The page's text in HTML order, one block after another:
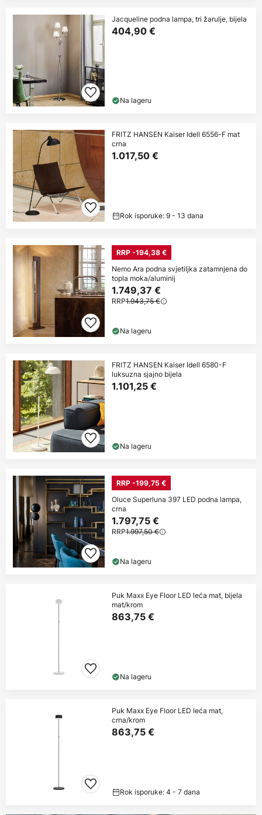
Jacqueline podna lampa, tri žarulje, bijela
404,90 €
Na lageru
FRITZ HANSEN Kaiser Idell 6556-F mat
crna
1.017,50 €
Rok isporuke: 9 - 13 dana
RRP -194,38 €
Nemo Ara podna svjetiljka zatamnjena do
topla moka/aluminij
1.749,37 €
RRP1.943,75 €
Na lageru
FRITZ HANSEN Kaiser Idell 6580-F
luksuzna sjajno bijela
1.101,25 €
Na lageru
RRP -199,75 €
Oluce Superluna 397 LED podna lampa,
crna
1.797,75 €
RRP1.997,50 €
Na lageru
Puk Maxx Eye Floor LED leća mat, bijela
mat/krom
863,75 €
Na lageru
Puk Maxx Eye Floor LED leća mat,
crna/krom
863,75 €
Rok isporuke: 4 - 7 dana